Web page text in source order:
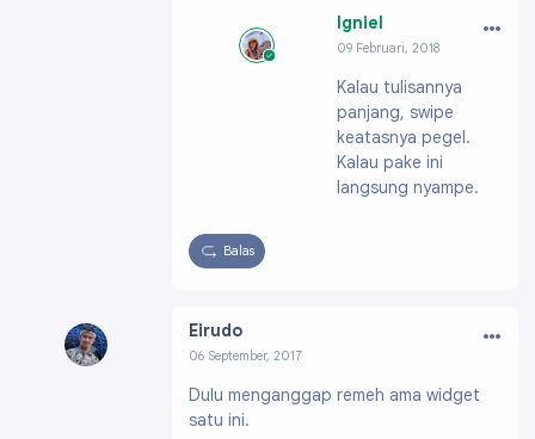
Igniel
09 Februari, 2018
w.blogger.com/pro
file/091991703796
…
Kalau tulisannya
panjang, swipe
keatasnya pegel.
Kalau pake ini
langsung nyampe.
Balas
Eirudo
06 September, 2017
9731569369244433
…
Dulu menganggap remeh ama widget
satu ini.